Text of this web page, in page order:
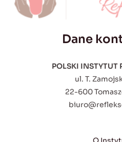
Dane
POLSKI INSTYTUT
ul. T.
22-600